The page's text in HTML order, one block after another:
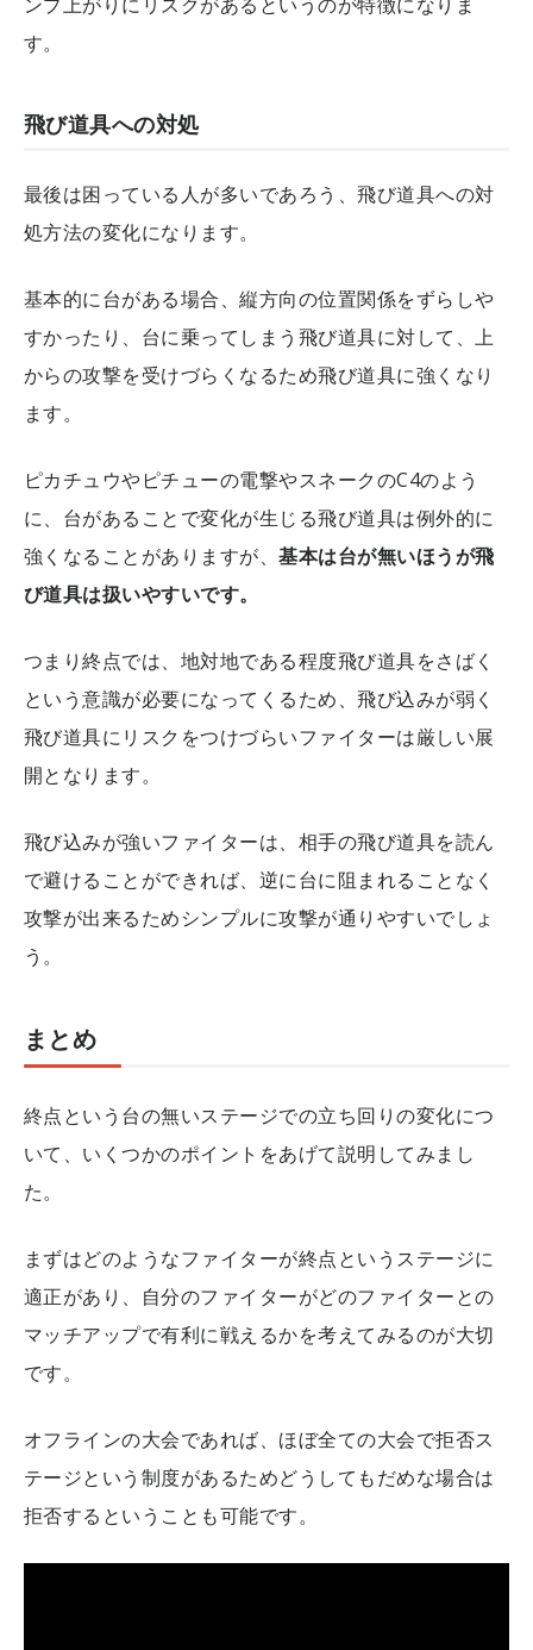
す。
飛び道具への対処
最後は困っている人が多いであろう、飛び道具への対
処方法の変化になります。
基本的に台がある場合、縦方向の位置関係をずらしや
すかったり、台に乗ってしまう飛び道具に対して、上
からの攻撃を受けづらくなるため飛び道具に強くなり
ます。
ピカチュウやピチューの電撃やスネークのC4のよう
に、台があることで変化が生じる飛び道具は例外的に
強くなることがありますが、基本は台が無いほうが飛
び道具は扱いやすいです。
つまり終点では、地対地である程度飛び道具をさばく
という意識が必要になってくるため、飛び込みが弱く
飛び道具にリスクをつけづらいファイターは厳しい展
開となります。
飛び込みが強いファイターは、相手の飛び道具を読ん
で避けることができれば、逆に台に阻まれることなく
攻撃が出来るためシンプルに攻撃が通りやすいでしょ
う。
まとめ
終点という台の無いステージでの立ち回りの変化につ
いて、いくつかのポイントをあげて説明してみまし
た。
まずはどのようなファイターが終点というステージに
適正があり、自分のファイターがどのファイターとの
マッチアップで有利に戦えるかを考えてみるのが大切
です。
オフラインの大会であれば、ほぼ全ての大会で拒否ス
テージという制度があるためどうしてもだめな場合は
拒否するということも可能です。